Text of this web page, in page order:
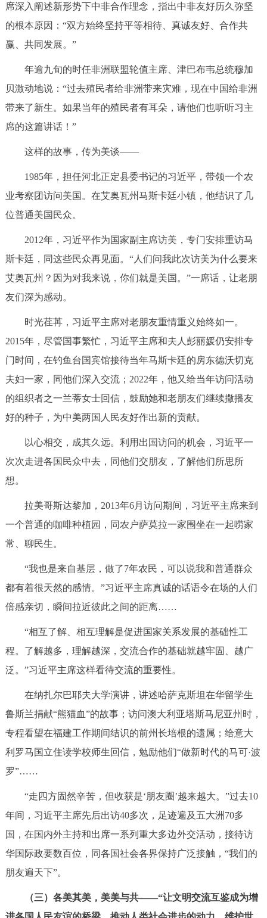
席深入阐述新形势下中非合作理念，指出中非友好历久弥坚
的根本原因：“双方始终坚持平等相待、真诚友好、合作共
赢、共同发展。”
年逾九旬的时任非洲联盟轮值主席、津巴布韦总统穆加
贝激动地说：“过去殖民者给非洲带来灾难，现在中国给非洲
带来了新生。如果当年的殖民者有耳朵，请他们也听听习主
席的这篇讲话！”
这样的故事，传为美谈——
1985年，担任河北正定县委书记的习近平，带领一个农
业考察团访问美国。在艾奥瓦州马斯卡廷小镇，他结识了几
位普通美国民众。
2012年，习近平作为国家副主席访美，专门安排重访马
斯卡廷，同这些民众再见面。“人们问我此次访美为什么要来
艾奥瓦州？因为对我来说，你们就是美国。”一席话，让老朋
友们深为感动。
时光荏苒，习近平主席对老朋友重情重义始终如一。
2015年，尽管国事繁忙，习近平主席和夫人彭丽媛仍安排专
门时间，在钓鱼台国宾馆接待当年马斯卡廷的房东德沃切克
夫妇一家，同他们深入交流；2022年，他又给当年访问活动
的组织者之一兰蒂女士回信，鼓励她和老朋友们继续撒播友
好的种子，为中美两国人民友好作出新的贡献。
以心相交，成其久远。利用出国访问的机会，习近平一
次次走进各国民众中去，同他们交朋友，了解他们所思所
想。
拉美哥斯达黎加，2013年6月访问期间，习近平主席来到
一个普通的咖啡种植园，同农户萨莫拉一家围坐在一起唠家
常、聊民生。
“我也是来自基层，做了7年农民，可以说我和普通群众
都有着很天然的感情。”习近平主席真诚的话语令在场的人们
倍感亲切，瞬间拉近彼此之间的距离……
“相互了解、相互理解是促进国家关系发展的基础性工
程。了解越多，理解越深，交流合作的基础就越牢固、越广
泛。”习近平主席这样看待交流的重要性。
在纳扎尔巴耶夫大学演讲，讲述哈萨克斯坦在华留学生
鲁斯兰捐献“熊猫血”的故事；访问澳大利亚塔斯马尼亚州时，
专程看望在福建工作期间结识的前州长培根的遗属；给意大
利罗马国立住读学校师生回信，勉励他们“做新时代的马可·波
罗”……
“走四方固然辛苦，但收获是‘朋友圈’越来越大。”过去10
年间，习近平主席先后出访40多次，足迹遍及五大洲70多
国，在国内外主持和出席一系列重大多边外交活动，接待访
华国际政要数百位，同各国社会各界保持广泛接触，“我们的
朋友遍天下”。
（三）各美其美，美美与共——“让文明交流互鉴成为增